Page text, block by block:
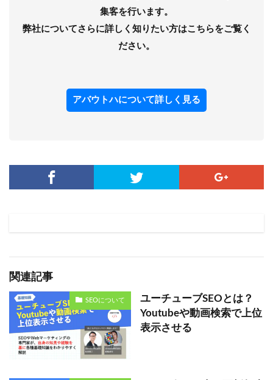
集客を行います。
弊社についてさらに詳しく知りたい方はこちらをご覧く
ださい。
アバウトハについて詳しく見る
関連記事
SEOについて
ユーチューブSEOとは？
Youtubeや動画検索で上位
表示させる